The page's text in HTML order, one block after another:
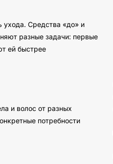
ухода. Средства «до» и
разные задачи: первые
ей быстрее
и волос от разных
потребности